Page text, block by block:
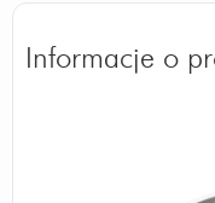
Informacje o